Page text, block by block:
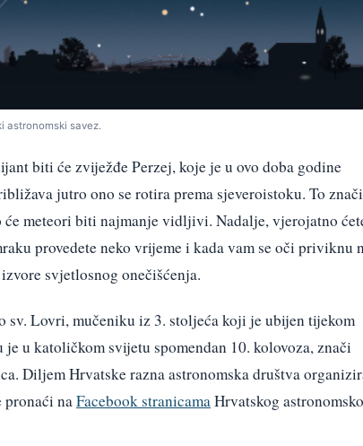
astronomski savez.
biti će zviježđe Perzej, koje je u ovo doba godine
jutro ono se rotira prema sjeveroistoku. To znači
meteori biti najmanje vidljivi. Nadalje, vjerojatno
provedete neko vrijeme i kada vam se oči priviknu
svjetlosnog onečišćenja.
sv. Lovri, mučeniku iz 3. stoljeća koji je ubijen tijekom
u katoličkom svijetu spomendan 10. kolovoza, znači
Diljem Hrvatske razna astronomska društva
pronaći naFacebook stranicamaHrvatskog